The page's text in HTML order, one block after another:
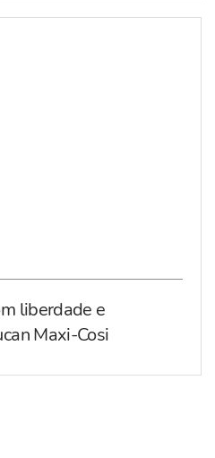
liberdade e
Maxi-Cosi